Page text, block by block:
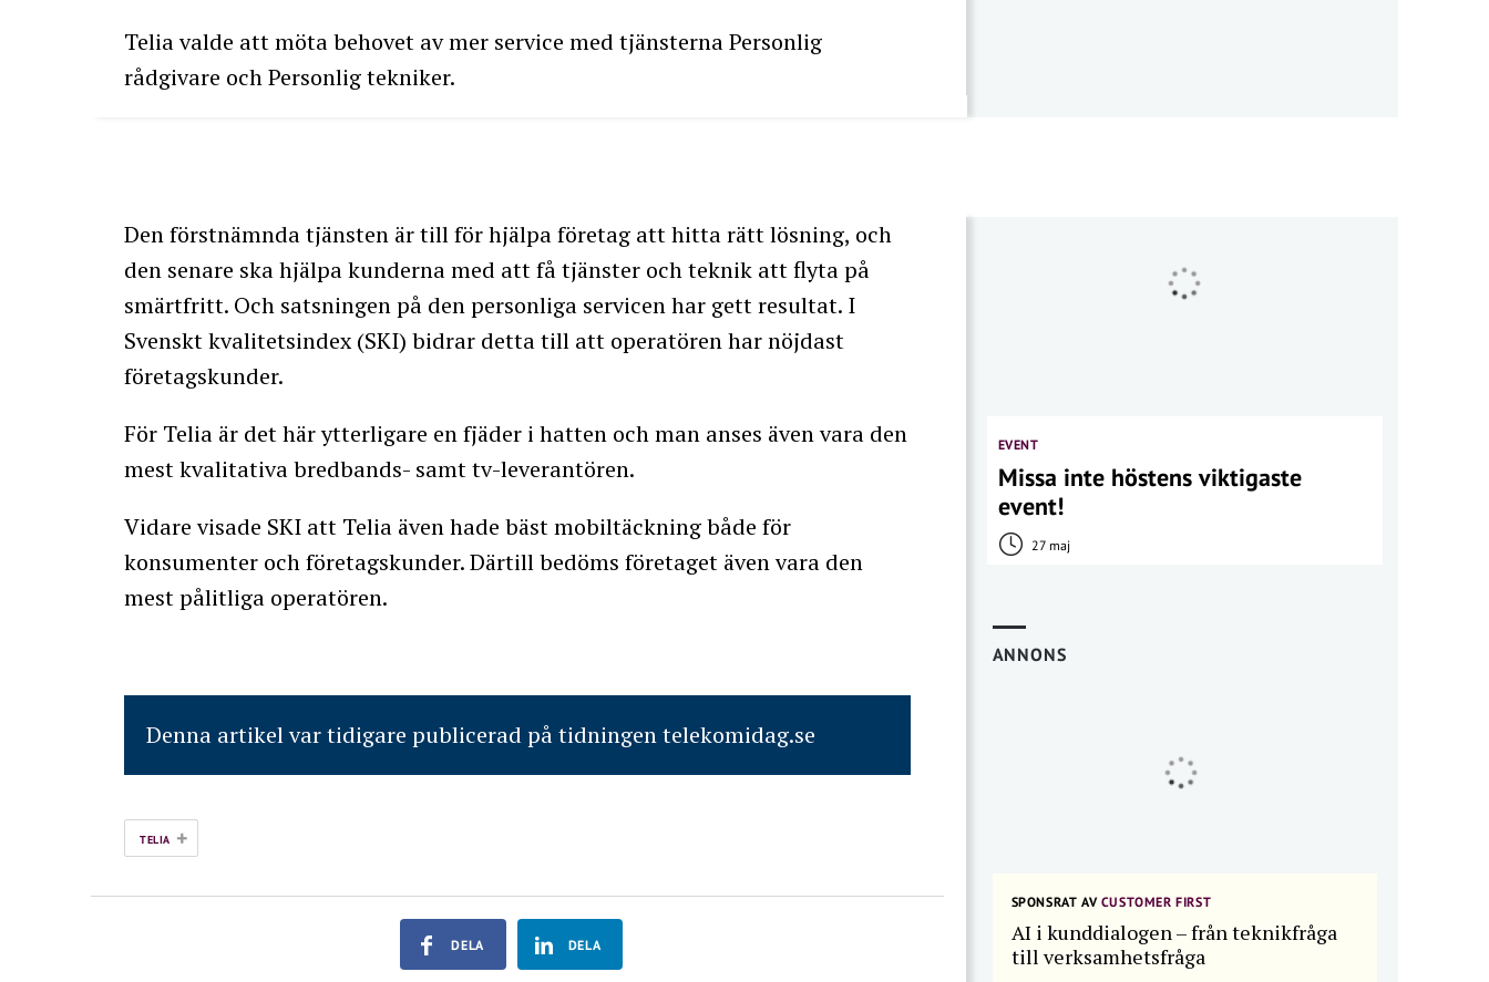
Telia valde att möta behovet av mer service med tjänsterna Personlig
rådgivare och Personlig tekniker.
Den förstnämnda tjänsten är till för hjälpa företag att hitta rätt lösning, och
den senare ska hjälpa kunderna med att få tjänster och teknik att flyta på
smärtfritt. Och satsningen på den personliga servicen har gett resultat. I
Svenskt kvalitetsindex (SKI) bidrar detta till att operatören har nöjdast
företagskunder.
För Telia är det här ytterligare en fjäder i hatten och man anses även vara den
mest kvalitativa bredbands- samt tv-leverantören.
Vidare visade SKI att Telia även hade bäst mobiltäckning både för
konsumenter och företagskunder. Därtill bedöms företaget även vara den
mest pålitliga operatören.
Denna artikel var tidigare publicerad på tidningen telekomidag.se
TELIA +
DELA DELA
EVENT
Missa inte höstens viktigaste
event!
27 maj
ANNONS
SPONSRAT AVCUSTOMER FIRST
AI i kunddialogen – från teknikfråga
till verksamhetsfråga